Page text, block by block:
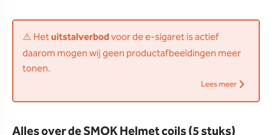
⚠️ Hetuitstalverbodvoor de e-sigaret is actief
daarom mogen wij geen productafbeeldingen meer
tonen.
Lees meer